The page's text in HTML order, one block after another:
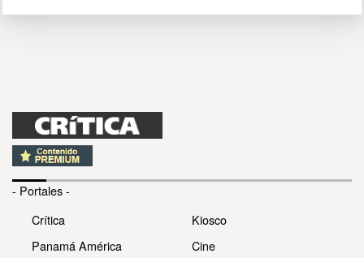
- Portales -
Crítica
Panamá América
Kiosco
Cine